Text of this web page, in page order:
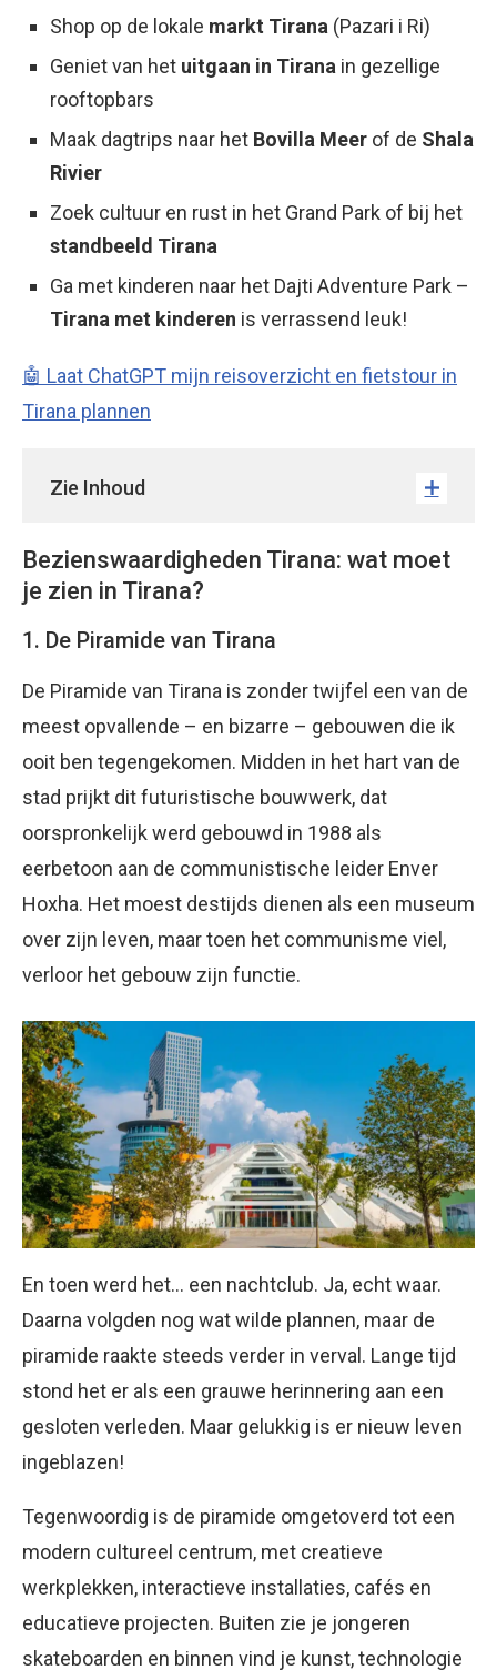
Shop op de lokale markt Tirana (Pazari i Ri)
Geniet van het uitgaan in Tirana in gezellige
rooftopbars
Maak dagtrips naar het Bovilla Meer of de Shala
Rivier
Zoek cultuur en rust in het Grand Park of bij het
standbeeld Tirana
Ga met kinderen naar het Dajti Adventure Park –
Tirana met kinderen is verrassend leuk!
🤖 Laat ChatGPT mijn reisoverzicht en fietstour in
Tirana plannen
Zie Inhoud
Bezienswaardigheden Tirana: wat moet
je zien in Tirana?
1. De Piramide van Tirana
De Piramide van Tirana is zonder twijfel een van de
meest opvallende – en bizarre – gebouwen die ik
ooit ben tegengekomen. Midden in het hart van de
stad prijkt dit futuristische bouwwerk, dat
oorspronkelijk werd gebouwd in 1988 als
eerbetoon aan de communistische leider Enver
Hoxha. Het moest destijds dienen als een museum
over zijn leven, maar toen het communisme viel,
verloor het gebouw zijn functie.
En toen werd het… een nachtclub. Ja, echt waar.
Daarna volgden nog wat wilde plannen, maar de
piramide raakte steeds verder in verval. Lange tijd
stond het er als een grauwe herinnering aan een
gesloten verleden. Maar gelukkig is er nieuw leven
ingeblazen!
Tegenwoordig is de piramide omgetoverd tot een
modern cultureel centrum, met creatieve
werkplekken, interactieve installaties, cafés en
educatieve projecten. Buiten zie je jongeren
skateboarden en binnen vind je kunst, technologie